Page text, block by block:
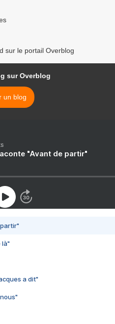
sur le portail Overblog
sur Overblog
un blog
"Avant de partir"
là"
a dit"